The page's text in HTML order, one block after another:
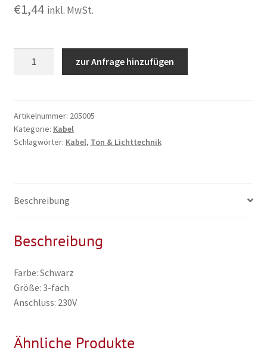
€1,44 inkl. MwSt.
1,5mm²,
1,5m
Kabellänge
zur Anfrage hinzufügen
Artikelnummer: 205005
Kategorie: Kabel
Schlagwörter: Kabel, Ton & Lichttechnik
Beschreibung
Beschreibung
Farbe: Schwarz
Größe: 3-fach
Anschluss: 230V
Ähnliche Produkte